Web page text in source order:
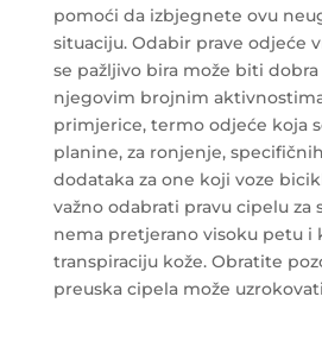
pomoći da izbjegnete ovu
situaciju. Odabir prave odjeće
se pažljivo bira može biti
njegovim brojnim
primjerice, termo odjeće koja
planine, za ronjenje,
dodataka za one koji voze
važno odabrati pravu cipelu za
nema pretjerano visoku petu i
transpiraciju kože. Obratite
preuska cipela može